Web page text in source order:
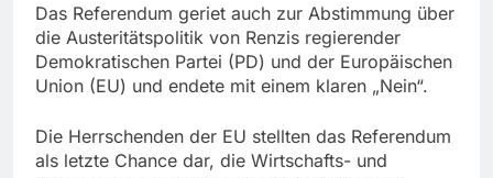
Das Referendum geriet auch zur Abstimmung über
die Austeritätspolitik von Renzis regierender
Demokratischen Partei (PD) und der Europäischen
Union (EU) und endete mit einem klaren „Nein“.
Die Herrschenden der EU stellten das Referendum
als letzte Chance dar, die Wirtschafts- und